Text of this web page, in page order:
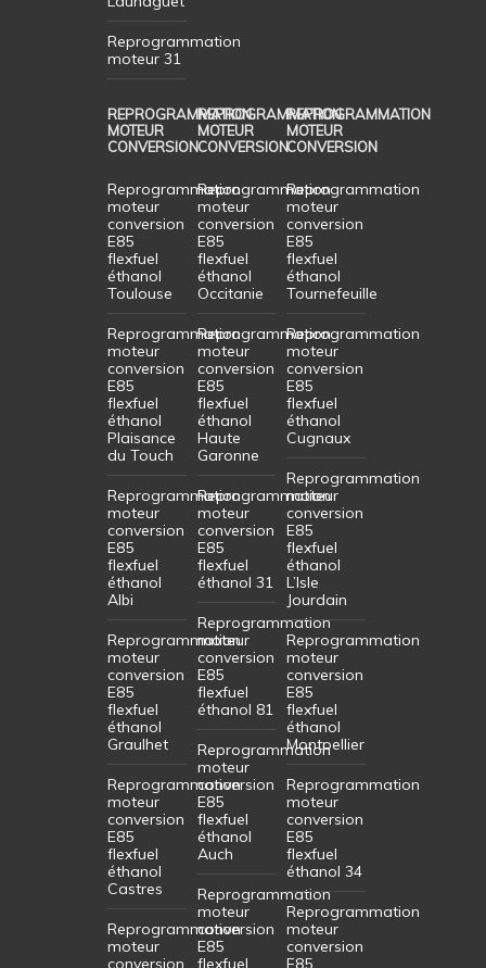
Reprogrammation
moteur 31
REPROGRAMMATION
MOTEUR
CONVERSION
Reprogrammation
moteur
conversion
E85
flexfuel
éthanol
Toulouse
Reprogrammation
moteur
conversion
E85
flexfuel
éthanol
Plaisance
du Touch
Reprogrammation
moteur
conversion
E85
flexfuel
éthanol
Albi
Reprogrammation
moteur
conversion
E85
flexfuel
éthanol
Graulhet
Reprogrammation
moteur
conversion
E85
flexfuel
éthanol
Castres
Reprogrammation
moteur
conversion
REPROGRAMMATION
MOTEUR
CONVERSION
Reprogrammation
moteur
conversion
E85
flexfuel
éthanol
Occitanie
Reprogrammation
moteur
conversion
E85
flexfuel
éthanol
Haute
Garonne
Reprogrammation
moteur
conversion
E85
flexfuel
éthanol 31
Reprogrammation
moteur
conversion
E85
flexfuel
éthanol 81
Reprogrammation
moteur
conversion
E85
flexfuel
éthanol
Auch
Reprogrammation
moteur
conversion
E85
flexfuel
REPROGRAMMATION
MOTEUR
CONVERSION
Reprogrammation
moteur
conversion
E85
flexfuel
éthanol
Tournefeuille
Reprogrammation
moteur
conversion
E85
flexfuel
éthanol
Cugnaux
Reprogrammation
moteur
conversion
E85
flexfuel
éthanol
L’Isle
Jourdain
Reprogrammation
moteur
conversion
E85
flexfuel
éthanol
Montpellier
Reprogrammation
moteur
conversion
E85
flexfuel
éthanol 34
Reprogrammation
moteur
conversion
E85